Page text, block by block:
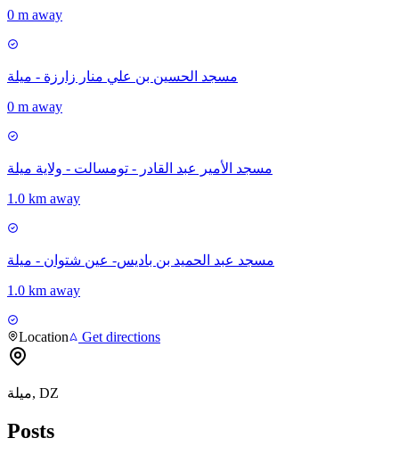
0 m away
مسجد الحسين بن علي منار زارزة - ميلة
0 m away
مسجد الأمير عبد القادر - تومسالت - ولاية ميلة
1.0 km away
مسجد عبد الحميد بن باديس- عين شتوان - ميلة
1.0 km away
Location Get directions
ميلة, DZ
Posts